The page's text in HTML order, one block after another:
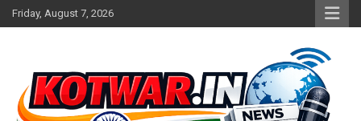
Skip
to
Friday, August 7, 2026